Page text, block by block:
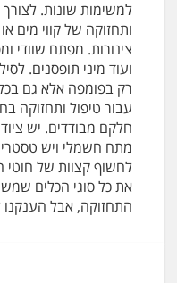
למשימות שונות.
ותחזוקה של קווי מים
צינורות. מפתח שוודי
ועוד מיני תופסנים.
רק בפומפה אלא גם
עבור טיפול ותחזוקה
חלקם מבודדים. יש
מתח חשמלי ויש
לחשוף קצוות של חוטי
את כל סוגי הכלים
התחזוקה, אבל